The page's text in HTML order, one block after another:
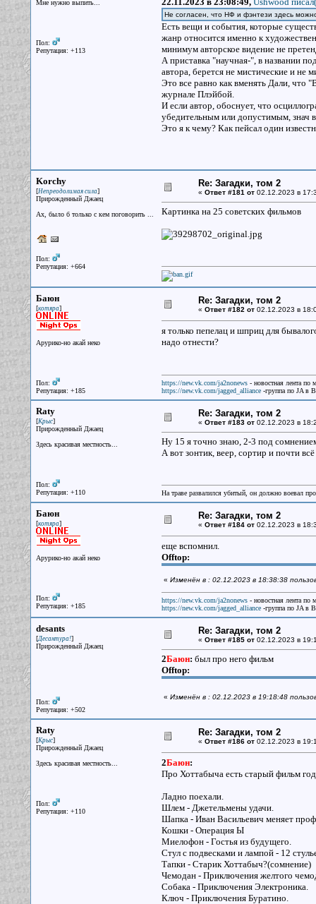
Мне нужно выпить...
Пол:
Репутация: +113
Не согласен, что НФ и фэнтези здесь
Есть вещи и события, которые
жанр относится именно к
минимум авторское видение не
А приставка "научная-", в названии
автора, берется не мистические и не
Это все равно как вменять Дали, что
журнале Плэйбой.
И если автор, обоснует, что
убедительным или допустимым, знач
Это я к чему? Как пейсал один
Korchy
[Непреодолимая сила]
Прирожденный Джаец
Ах, было б только с кем поговорить ...
Пол:
Репутация: +664
Re: Загадки, том 2
« Ответ #181 от02.12.2023 в
Картинка на 25 советских фильмов
Баюн
[котяра]
Арурико-но акай неко
Пол:
Репутация: +185
Re: Загадки, том 2
« Ответ #182 от02.12.2023 в
я только пепелац и шприц для
надо отнести?
https://new.vk.com/ja2nonews- новостная лента по
https://new.vk.com/jagged_alliance-группа по JA в
Raty
[Крыс]
Прирожденный Джаец
Здесь красивая местность...
Пол:
Репутация: +110
Re: Загадки, том 2
« Ответ #183 от02.12.2023 в
Ну 15 я точно знаю, 2-3 под
А вот зонтик, веер, сортир и почти
На траве развалился убитый, он должно воевал
Баюн
[котяра]
Арурико-но акай неко
Пол:
Репутация: +185
Re: Загадки, том 2
« Ответ #184 от02.12.2023 в
еще вспомнил.
Offtop:
« Изменён в : 02.12.2023 в 18:38:38
https://new.vk.com/ja2nonews- новостная лента по
https://new.vk.com/jagged_alliance-группа по JA в
desants
[Десантура!]
Прирожденный Джаец
Пол:
Репутация: +502
Re: Загадки, том 2
« Ответ #185 от02.12.2023 в
2Баюн: был про него фильм
Offtop:
« Изменён в : 02.12.2023 в 19:18:48
Raty
[Крыс]
Прирожденный Джаец
Здесь красивая местность...
Пол:
Репутация: +110
Re: Загадки, том 2
« Ответ #186 от02.12.2023 в
2Баюн:
Про Хоттабыча есть старый фильм
Ладно поехали.
Шлем - Джетельмены удачи.
Шапка - Иван Васильевич меняет
Кошки - Операция Ы
Миелофон - Гостья из будущего.
Стул с подвесками и лампой - 12
Тапки - Старик Хоттабыч?(сомнение)
Чемодан - Приключения желтого
Собака - Приключения Электроника.
Ключ - Приключения Буратино.